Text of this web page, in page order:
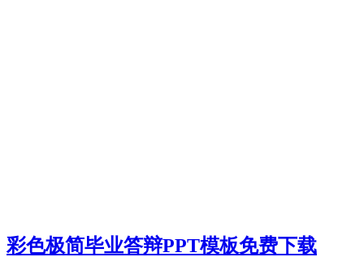
彩色极简毕业答辩PPT模板免费下载